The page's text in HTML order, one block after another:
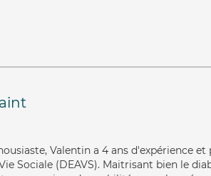
Valentin a 4 ans d'expérience et
Sociale (DEAVS). Maitrisant bien le